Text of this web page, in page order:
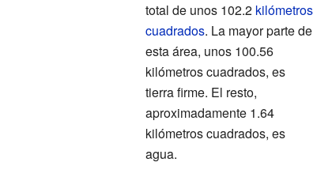
total de unos 102.2 kilómetros
cuadrados. La mayor parte de
esta área, unos 100.56
kilómetros cuadrados, es
tierra firme. El resto,
aproximadamente 1.64
kilómetros cuadrados, es
agua.